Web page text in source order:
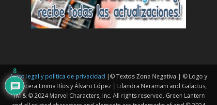
Aviso legal y política de privacidad |© Textos Zona Negativa | © Logo y
Cabecera Emma Ríos y Álvaro López | Lilandra Neramani and Galactus,
TM & © 2024 Marvel Characters, Inc. All rights reserved. Green Lantern
8